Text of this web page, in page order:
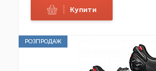
Купити
РОЗПРОДАЖ